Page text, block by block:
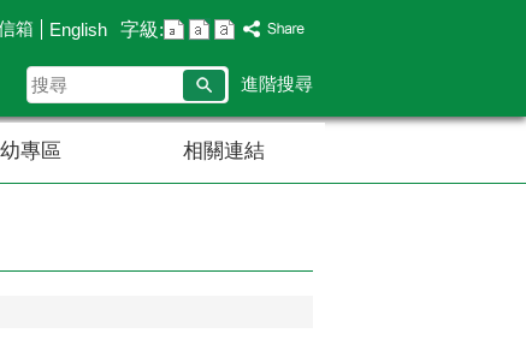
箱 English 字級:
搜
尋
進階搜尋
專區 相關連結